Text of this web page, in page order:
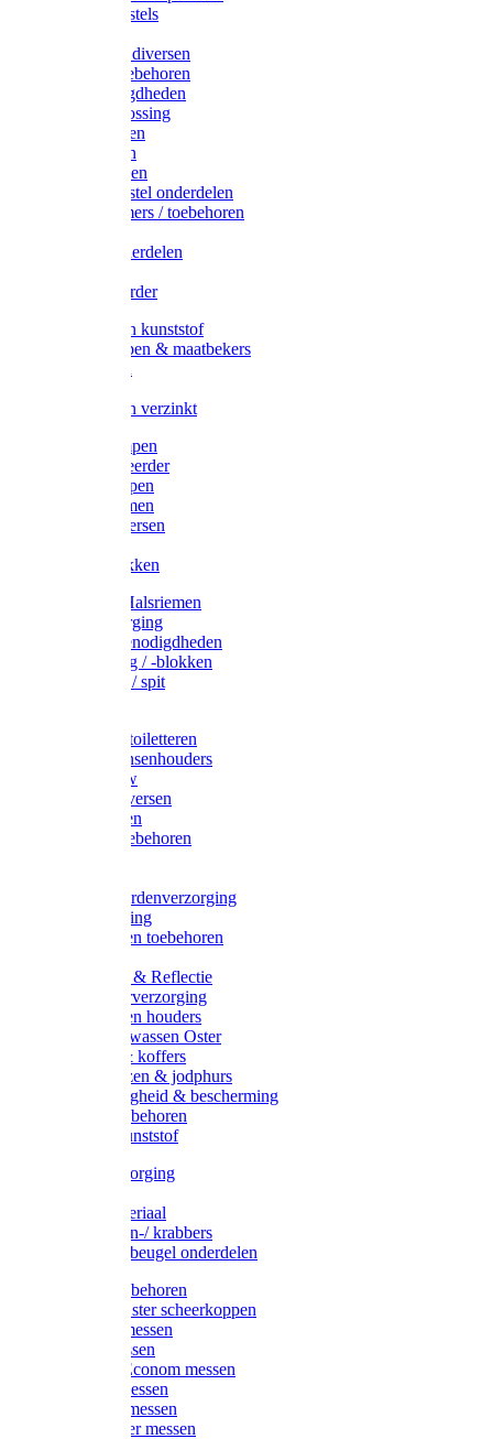
Koerugborstels
Koe / Stier diversen
Melkers toebehoren
Stalbenodigdheden
Kalververlossing
Stierenringen
Onthoornen
Kalverflessen
Koerugborstel onderdelen
Kalveremmers / toebehoren
Koelift onderdelen
Uieronthaarder
Voerbakken kunststof
Voerscheppen & maatbekers
Voerbakken verzinkt
Warmtelampen
Staartcoupeerder
Biggenkappen
Neuskrammen
Varken diversen
Varkensbakken
Halsters / Halsriemen
Hoefverzorging
Lammer benodigdheden
Ramdektuig / -blokken
Vastzetpen / spit
Poetsen & toiletteren
Zadel-/Trensenhouders
Halstertouw
Halsters diversen
Hoofdstellen
Zadel & toebehoren
Rapide paardenverzorging
Ruiter kleding
Hoofdstellen toebehoren
Verlichting & Reflectie
Rapide leerverzorging
Likstenen en houders
Poetsen & wassen Oster
Poetssets & koffers
Ruiter laarzen & jodphurs
Ruiter veiligheid & bescherming
Ruiter - toebehoren
Voerbak kunststof
Klauwverzorging
Injectiemateriaal
Hoefmessen-/ krabbers
Hoefbekapbeugel onderdelen
Messen toebehoren
Moser & Oster scheerkoppen
Hauptner messen
Liscop messen
Aesculap/Econom messen
Heiniger messen
Constanta messen
FarmClipper messen